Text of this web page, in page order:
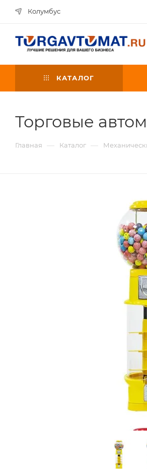
Колумбус
КАТАЛОГ
Торговые
Главная — Каталог —